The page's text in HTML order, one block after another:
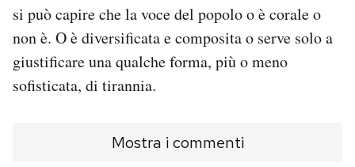
si può capire che la voce del popolo o è corale o
non è. O è diversificata e composita o serve solo a
giustificare una qualche forma, più o meno
sofisticata, di tirannia.
Mostra i commenti